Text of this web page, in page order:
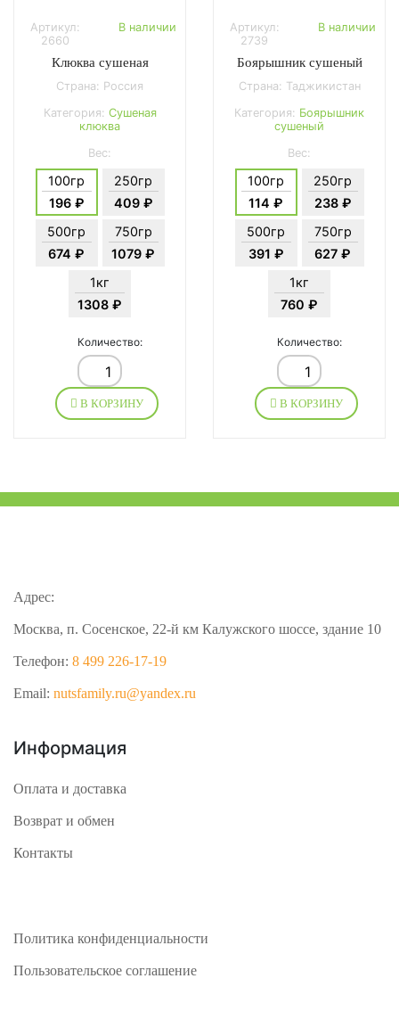
Артикул:
2660
В наличии
Клюква сушеная
Страна: Россия
Категория: Сушеная
клюква
Вес:
100гр
196 ₽
250гр
409 ₽
500гр
674 ₽
750гр
1079 ₽
1кг
1308 ₽
Количество:
В КОРЗИНУ
Артикул:
2739
В наличии
Боярышник сушеный
Страна: Таджикистан
Категория: Боярышник
сушеный
Вес:
100гр
114 ₽
250гр
238 ₽
500гр
391 ₽
750гр
627 ₽
1кг
760 ₽
Количество:
В КОРЗИНУ
Адрес:
Москва, п. Сосенское, 22-й км Калужского шоссе, здание 10
Телефон: 8 499 226-17-19
Email: nutsfamily.ru@yandex.ru
Информация
Оплата и доставка
Возврат и обмен
Контакты
Политика конфиденциальности
Пользовательское соглашение